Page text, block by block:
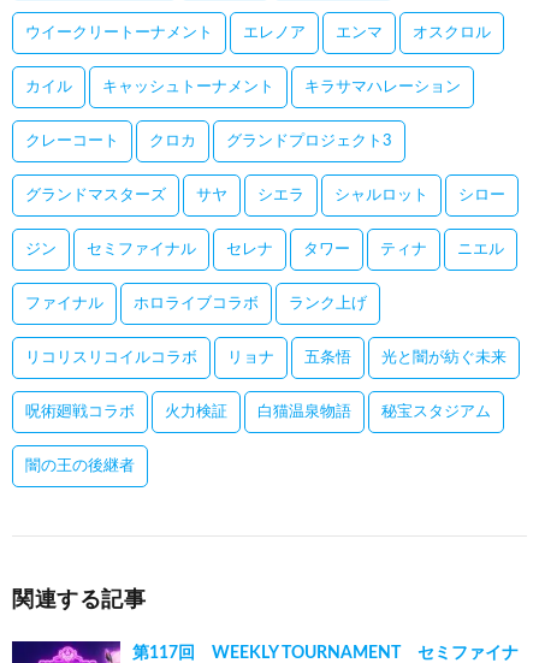
ウイークリートーナメント エレノア エンマ オスクロル
カイル キャッシュトーナメント キラサマハレーション
クレーコート クロカ グランドプロジェクト3
グランドマスターズ サヤ シエラ シャルロット シロー
ジン セミファイナル セレナ タワー ティナ ニエル
ファイナル ホロライブコラボ ランク上げ
リコリスリコイルコラボ リョナ 五条悟 光と闇が紡ぐ未来
呪術廻戦コラボ 火力検証 白猫温泉物語 秘宝スタジアム
闇の王の後継者
関連する記事
第117回 WEEKLY TOURNAMENT セミファイナ